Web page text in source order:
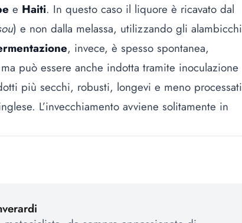
e Haiti. In questo caso il liquore è ricavato dal
) e non dalla melassa, utilizzando gli alambicchi
, invece, è spesso spontanea,
può essere anche indotta tramite inoculazione
più secchi, robusti, longevi e meno processati
L’invecchiamento avviene solitamente in